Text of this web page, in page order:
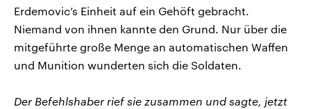
Erdemovic’s Einheit auf ein Gehöft gebracht.
Niemand von ihnen kannte den Grund. Nur über die
mitgeführte große Menge an automatischen Waffen
und Munition wunderten sich die Soldaten.
Der Befehlshaber rief sie zusammen und sagte, jetzt